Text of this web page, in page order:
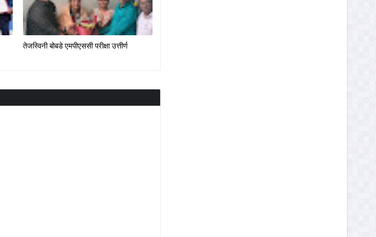
तेजस्विनी बोबडे एमपीएससी परीक्षा उत्तीर्ण